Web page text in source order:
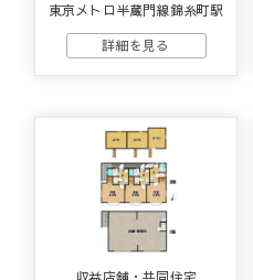
東京メトロ半蔵門線錦糸町駅